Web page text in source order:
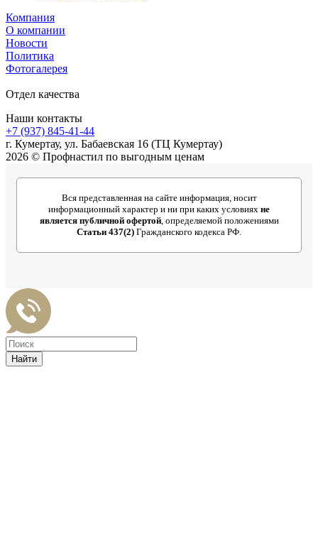
Компания
О компании
Новости
Политика
Фотогалерея
Отдел качества
Наши контакты
+7 (937) 845-41-44
г. Кумертау, ул. Бабаевская 16 (ТЦ Кумертау)
2026 © Профнастил по выгодным ценам
Вся представленная на сайте информация, носит
информационный характер и ни при каких условиях не
является публичной офертой, определяемой положениями
Статьи 437(2) Гражданского кодекса РФ.
Найти